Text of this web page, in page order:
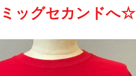
ッグセカンドへ☆